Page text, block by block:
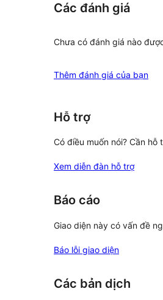
Các đánh giá
Chưa có đánh giá nào
Thêm đánh giá của bạn
Hỗ trợ
Có điều muốn nói? Cần hỗ
Xem diễn đàn hỗ trợ
Báo cáo
Giao diện này có vấn đề
Báo lỗi giao diện
Các bản dịch